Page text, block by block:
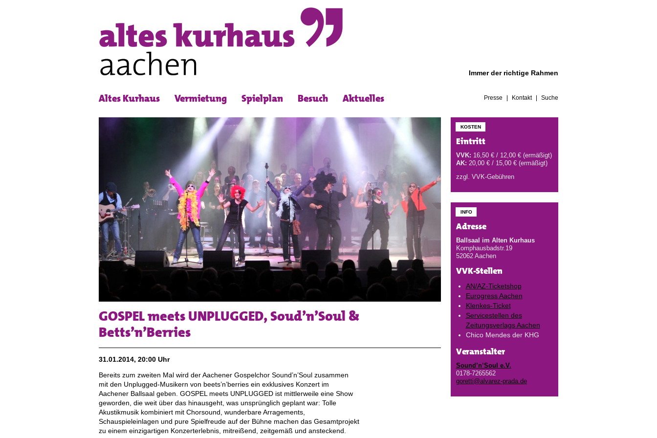
Immer der richtige Rahmen
Altes Kurhaus Vermietung Spielplan Besuch Aktuelles Presse Kontakt Suche
GOSPEL meets UNPLUGGED, Soud’n’Soul &
Betts’n’Berries
31.01.2014, 20:00 Uhr
Bereits zum zweiten Mal wird der Aachener Gospelchor Sound’n’Soul zusammen
mit den Unplugged-Musikern von beets’n’berries ein exklusives Konzert im
Aachener Ballsaal geben. GOSPEL meets UNPLUGGED ist mittlerweile eine Show
geworden, die weit über das hinausgeht, was unsprünglich geplant war: Tolle
Akustikmusik kombiniert mit Chorsound, wunderbare Arragements,
Schauspieleinlagen und pure Spielfreude auf der Bühne machen das Gesamtprojekt
zu einem einzigartigen Konzerterlebnis, mitreißend, zeitgemäß und ansteckend.
KOSTEN
Eintritt
VVK: 16,50 € / 12,00 € (ermäßigt)
AK: 20,00 € / 15,00 € (ermäßigt)
zzgl. VVK-Gebühren
INFO
Adresse
Ballsaal im Alten Kurhaus
Komphausbadstr.19
52062 Aachen
VVK-Stellen
AN/AZ-Ticketshop
Eurogress Aachen
Klenkes-Ticket
Servicestellen des
Zeitungsverlags Aachen
Chico Mendes der KHG
Veranstalter
Sound’n’Soul e.V.
0178-7265562
goretti@alvarez-prada.de